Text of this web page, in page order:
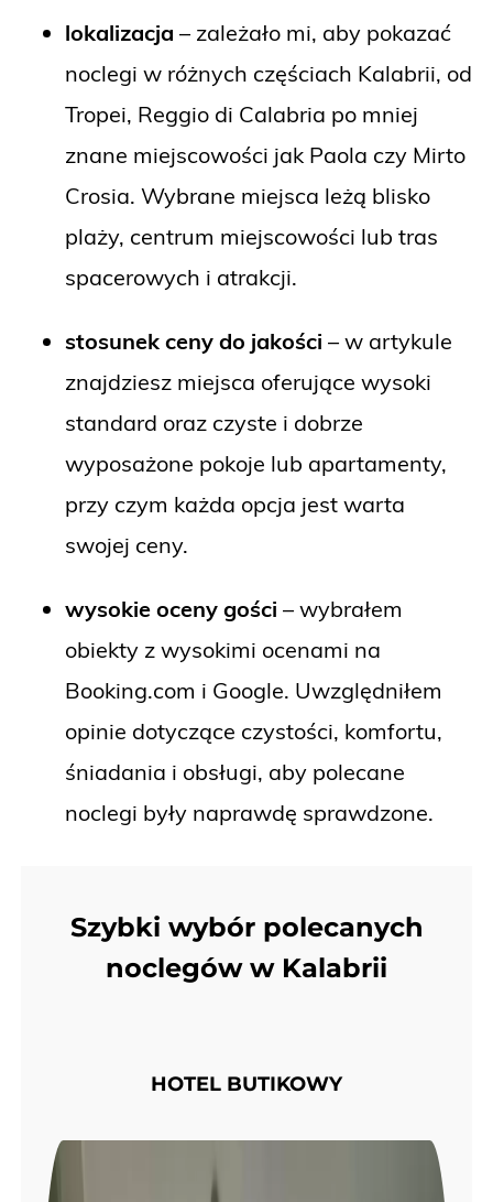
lokalizacja – zależało mi, aby pokazać
noclegi w różnych częściach Kalabrii, od
Tropei, Reggio di Calabria po mniej
znane miejscowości jak Paola czy Mirto
Crosia. Wybrane miejsca leżą blisko
plaży, centrum miejscowości lub tras
spacerowych i atrakcji.
stosunek ceny do jakości – w artykule
znajdziesz miejsca oferujące wysoki
standard oraz czyste i dobrze
wyposażone pokoje lub apartamenty,
przy czym każda opcja jest warta
swojej ceny.
wysokie oceny gości – wybrałem
obiekty z wysokimi ocenami na
Booking.com i Google. Uwzględniłem
opinie dotyczące czystości, komfortu,
śniadania i obsługi, aby polecane
noclegi były naprawdę sprawdzone.
Szybki wybór polecanych
noclegów w Kalabrii
HOTEL BUTIKOWY